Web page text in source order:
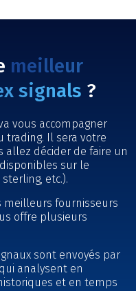
meilleur
signals ?
vous accompagner
Il sera votre
allez décider de faire un
sur le
etc.).
meilleurs fournisseurs
offre plusieurs
sont envoyés par
analysent en
et en temps